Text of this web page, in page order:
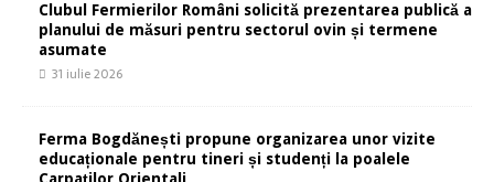
Clubul Fermierilor Români solicită prezentarea publică a
planului de măsuri pentru sectorul ovin și termene
asumate
31 iulie 2026
Ferma Bogdănești propune organizarea unor vizite
educaționale pentru tineri și studenți la poalele